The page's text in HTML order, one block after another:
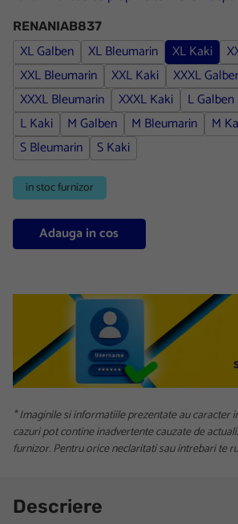
RENANIAB837
XL Galben XL Bleumarin XL Kaki
XXL Bleumarin
XXL Kaki
XXXL
XXXL Bleumarin
XXXL Kaki L Galben
L Kaki
M Galben M Bleumarin M
S Bleumarin
S Kaki
in stoc furnizor
Adauga in cos
* Imaginile si informatiile prezentate au caracter
cazuri pot contine inadvertente cauzate de
furnizor. Pentru orice neclaritati sau intrebari te
Descriere